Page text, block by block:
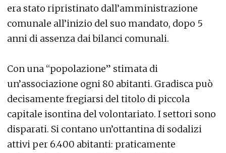
era stato ripristinato dall’amministrazione
comunale all’inizio del suo mandato, dopo 5
anni di assenza dai bilanci comunali.
Con una “popolazione” stimata di
un’associazione ogni 80 abitanti. Gradisca può
decisamente fregiarsi del titolo di piccola
capitale isontina del volontariato. I settori sono
disparati. Si contano un’ottantina di sodalizi
attivi per 6.400 abitanti: praticamente